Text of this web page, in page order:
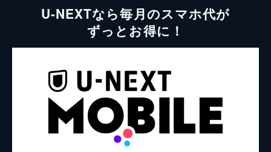
U-NEXTなら毎月のスマホ代が
ずっとお得に！